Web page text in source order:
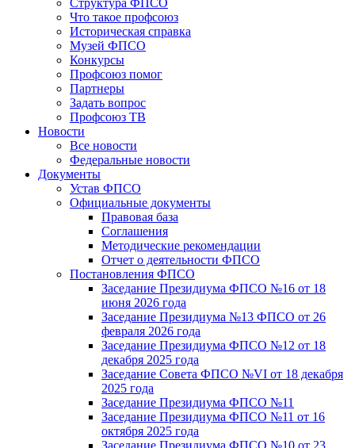
Что такое профсоюз
Историческая справка
Музей ФПСО
Конкурсы
Профсоюз помог
Партнеры
Задать вопрос
Профсоюз ТВ
Новости
Все новости
Федеральные новости
Документы
Устав ФПСО
Официальные документы
Правовая база
Соглашения
Методические рекомендации
Отчет о деятельности ФПСО
Постановления ФПСО
Заседание Президиума ФПСО №16 от 18
июня 2026 года
Заседание Президиума №13 ФПСО от 26
февраля 2026 года
Заседание Президиума ФПСО №12 от 18
декабря 2025 года
Заседание Совета ФПСО №VI от 18 декабря
2025 года
Заседание Президиума ФПСО №11
Заседание Президиума ФПСО №11 от 16
октября 2025 года
Заседание Президиума ФПСО №10 от 23